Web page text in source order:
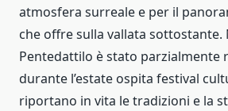
atmosfera surreale e per il
che offre sulla vallata sottostante.
Pentedattilo è stato parzialmente
durante l’estate ospita festival
riportano in vita le tradizioni e la